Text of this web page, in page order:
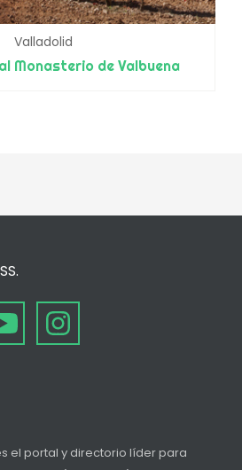
Valladolid
Monasterio de Valbuena
el portal y directorio líder para